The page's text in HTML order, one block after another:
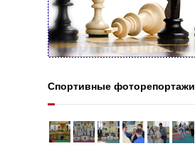
Спортивные фоторепортажи